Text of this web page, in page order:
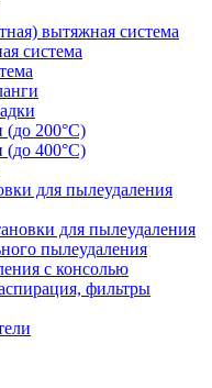
вытяжная система
система
200°C)
400°C)
для пылеудаления
для пылеудаления
пылеудаления
с консолью
фильтры